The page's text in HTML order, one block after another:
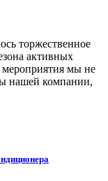
торжественное
активных
мы не
нашей компании,